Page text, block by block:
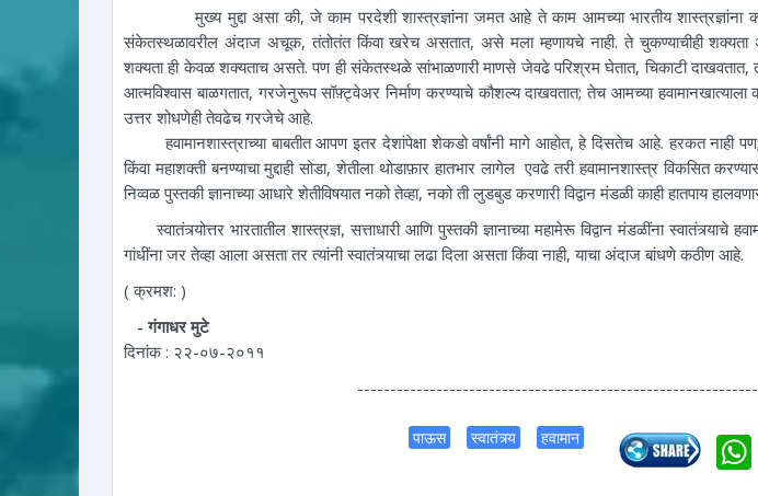
मुख्य मुद्दा असा की, जे काम परदेशी शास्त्रज्ञांना जमत आहे ते काम आमच्या भारतीय शास्त्रज्ञांना
संकेतस्थळावरील अंदाज अचूक, तंतोतंत किंवा खरेच असतात, असे मला म्हणायचे नाही. ते चुकण्याचीही
शक्यता ही केवळ शक्यताच असते. पण ही संकेतस्थळे सांभाळणारी माणसे जेवढे परिश्रम घेतात, चिकाटी
आत्मविश्वास बाळगतात, गरजेनुरूप सॉफ़्ट्वेअर निर्माण करण्याचे कौशल्य दाखवतात; तेच आमच्या
उत्तर शोधणेही तेवढेच गरजेचे आहे.
हवामानशास्त्राच्या बाबतीत आपण इतर देशांपेक्षा शेकडो वर्षांनी मागे आहोत, हे दिसतेच आहे. हरकत नाही पण;
किंवा महाशक्ती बनण्याचा मुद्दाही सोडा, शेतीला थोडाफ़ार हातभार लागेल एवढे तरी हवामानशास्त्र विकसित
निव्वळ पुस्तकी ज्ञानाच्या आधारे शेतीविषयात नको तेव्हा, नको ती लुडबुड करणारी विद्वान मंडळी काही हातपाय
स्वातंत्र्योत्तर भारतातील शास्त्रज्ञ, सत्ताधारी आणि पुस्तकी ज्ञानाच्या महामेरू विद्वान मंडळींना स्वातंत्र्याचे
गांधींना जर तेव्हा आला असता तर त्यांनी स्वातंत्र्याचा लढा दिला असता किंवा नाही, याचा अंदाज बांधणे कठीण आहे.
( क्रमश: )
- गंगाधर मुटे
दिनांक : २२-०७-२०११
पाऊस स्वातंत्र्य हवामान